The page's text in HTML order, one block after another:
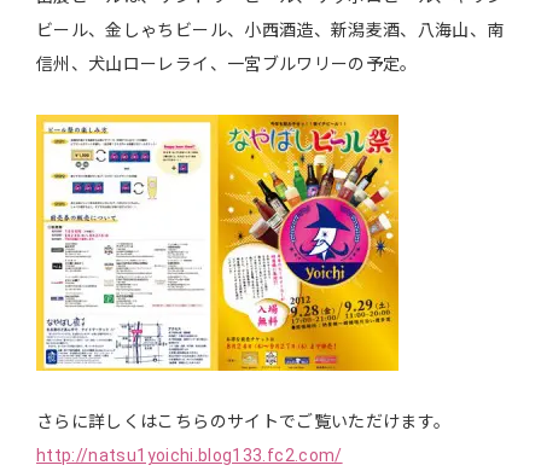
ビール、金しゃちビール、小西酒造、新潟麦酒、八海山、南
信州、犬山ローレライ、一宮ブルワリーの予定。
さらに詳しくはこちらのサイトでご覧いただけます。
http://natsu1yoichi.blog133.fc2.com/